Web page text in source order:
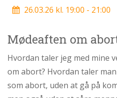
personlige
1.6:
Argumenter
imod
abort
1.7:
Perspektiver
2.0:
Om
26.03.26 kl. 19:00 - 21:00
Mødeaften om
Hvordan taler jeg med mine
om abort? Hvordan taler
som abort, uden at gå på